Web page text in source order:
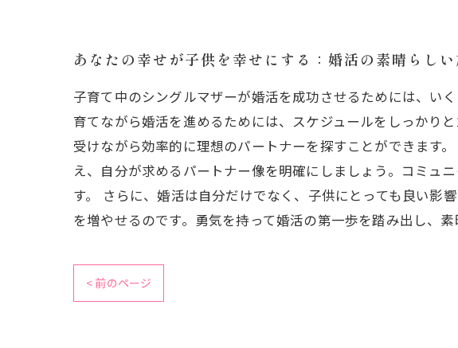
あなたの幸せが子供を幸せにする：婚活の素晴らしい
子育て中のシングルマザーが婚活を成功させるためには、い
育てながら婚活を進めるためには、スケジュールをしっかり
受けながら効率的に理想のパートナーを探すことができます
え、自分が求めるパートナー像を明確にしましょう。コミュ
す。 さらに、婚活は自分だけでなく、子供にとっても良い影
を増やせるのです。勇気を持って婚活の第一歩を踏み出し、
< 前のページ